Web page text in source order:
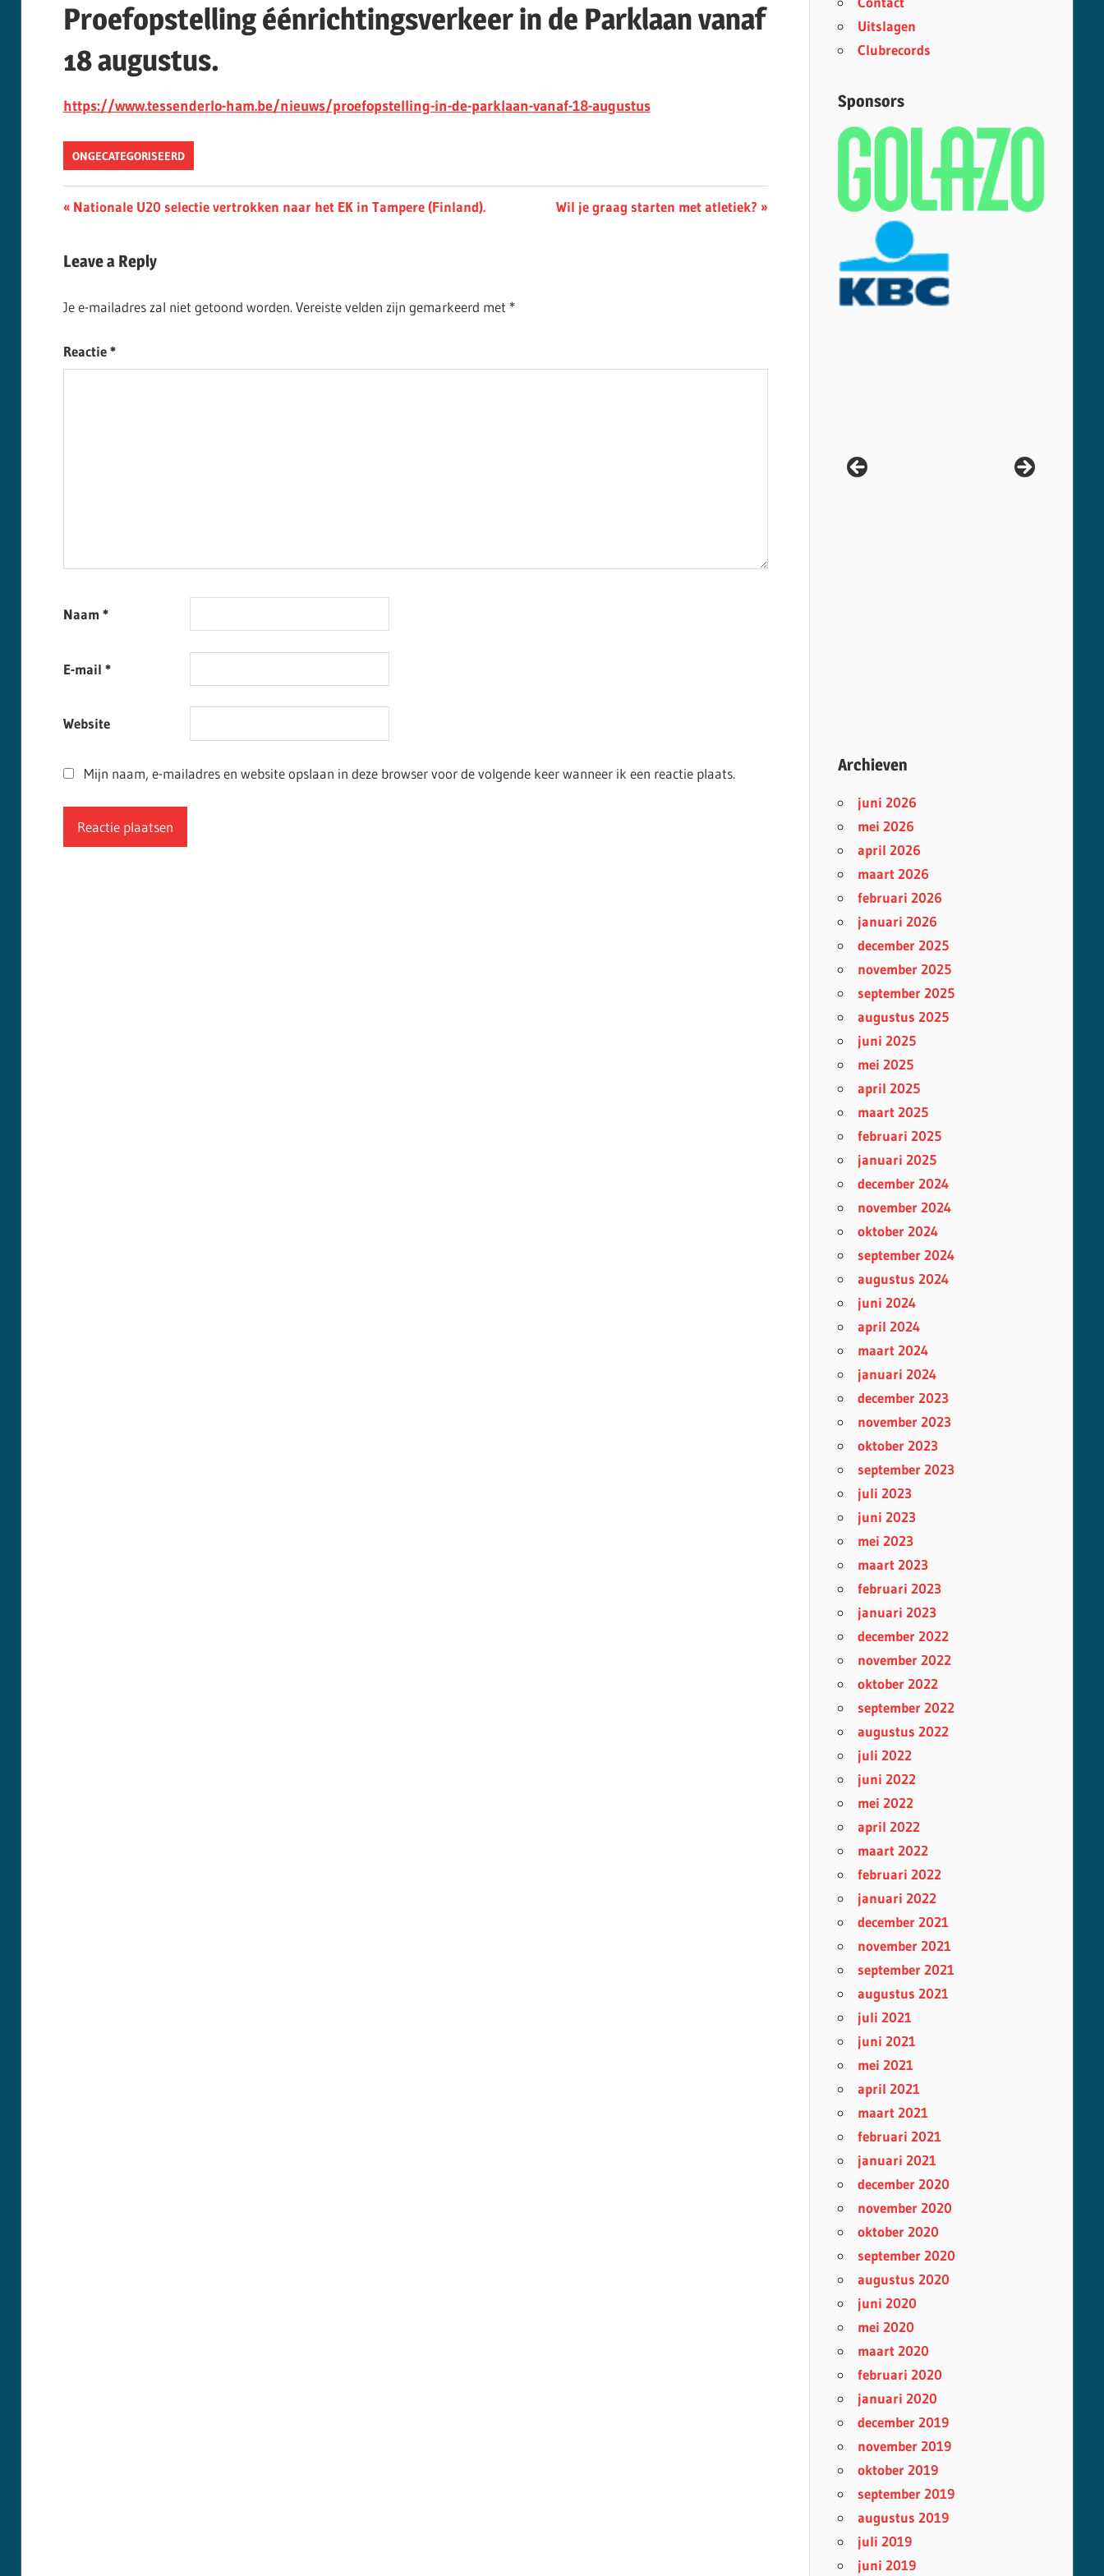
Proefopstelling éénrichtingsverkeer in de Parklaan vanaf
18 augustus.
https://www.tessenderlo-ham.be/nieuws/proefopstelling-in-de-parklaan-vanaf-18-augustus
ONGECATEGORISEERD
Berichtnavigatie
Previous
Nationale U20 selectie vertrokken naar het EK in Tampere (Finland).
Next
Wil je graag starten met atletiek?
Leave a Reply
Je e-mailadres zal niet getoond worden. Vereiste velden zijn gemarkeerd met *
Reactie*
Naam *
E-mail *
Website
Mijn naam, e-mailadres en website opslaan in deze browser voor de volgende keer wanneer ik een reactie plaats.
Uitslagen
Clubrecords
Sponsors
Archieven
juni 2026
mei 2026
april 2026
maart 2026
februari 2026
januari 2026
december 2025
november 2025
september 2025
augustus 2025
juni 2025
mei 2025
april 2025
maart 2025
februari 2025
januari 2025
december 2024
november 2024
oktober 2024
september 2024
augustus 2024
juni 2024
april 2024
maart 2024
januari 2024
december 2023
november 2023
oktober 2023
september 2023
juli 2023
juni 2023
mei 2023
maart 2023
februari 2023
januari 2023
december 2022
november 2022
oktober 2022
september 2022
augustus 2022
juli 2022
juni 2022
mei 2022
april 2022
maart 2022
februari 2022
januari 2022
december 2021
november 2021
september 2021
augustus 2021
juli 2021
juni 2021
mei 2021
april 2021
maart 2021
februari 2021
januari 2021
december 2020
november 2020
oktober 2020
september 2020
augustus 2020
juni 2020
mei 2020
maart 2020
februari 2020
januari 2020
december 2019
november 2019
oktober 2019
september 2019
augustus 2019
juli 2019
juni 2019